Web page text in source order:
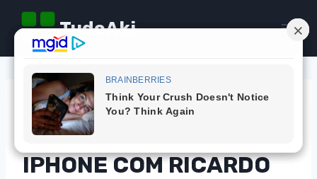
Pular
para
TudoAki
DICAS
CONCORRA A UM
IPHONE COM RICARDO